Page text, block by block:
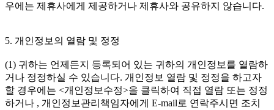
우에는 제휴사에게 제공하거나 제휴사와 공유하지 않습니다.
5. 개인정보의 열람 및 정정
(1) 귀하는 언제든지 등록되어 있는 귀하의 개인정보를 열람하
거나 정정하실 수 있습니다. 개인정보 열람 및 정정을 하고자
할 경우에는 <개인정보수정>을 클릭하여 직접 열람 또는 정정
하거나 , 개인정보관리책임자에게 E-mail로 연락주시면 조치